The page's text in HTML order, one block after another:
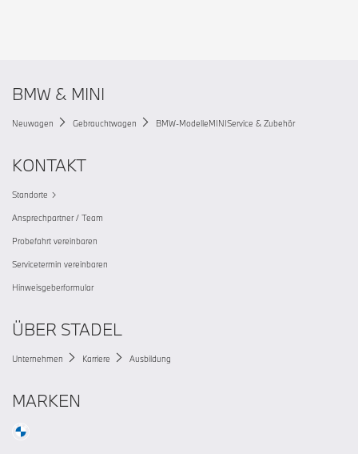
BMW & MINI
Neuwagen Gebrauchtwagen BMW-ModelleMINIService & Zubehör
KONTAKT
Standorte
Ansprechpartner / Team
Probefahrt vereinbaren
Servicetermin vereinbaren
Hinweisgeberformular
ÜBER STADEL
Unternehmen Karriere Ausbildung
MARKEN